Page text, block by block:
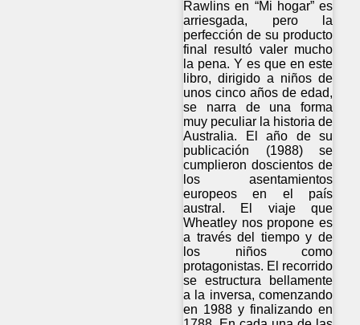
Rawlins en “Mi hogar” es
arriesgada, pero la
perfección de su producto
final resultó valer mucho
la pena. Y es que en este
libro, dirigido a niños de
unos cinco años de edad,
se narra de una forma
muy peculiar la historia de
Australia. El año de su
publicación (1988) se
cumplieron doscientos de
los asentamientos
europeos en el país
austral. El viaje que
Wheatley nos propone es
a través del tiempo y de
los niños como
protagonistas. El recorrido
se estructura bellamente
a la inversa, comenzando
en 1988 y finalizando en